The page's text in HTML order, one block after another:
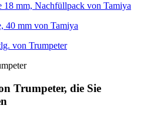
18 mm, Nachfüllpack von Tamiya
40 mm von Tamiya
von Trumpeter
Trumpeter, die Sie